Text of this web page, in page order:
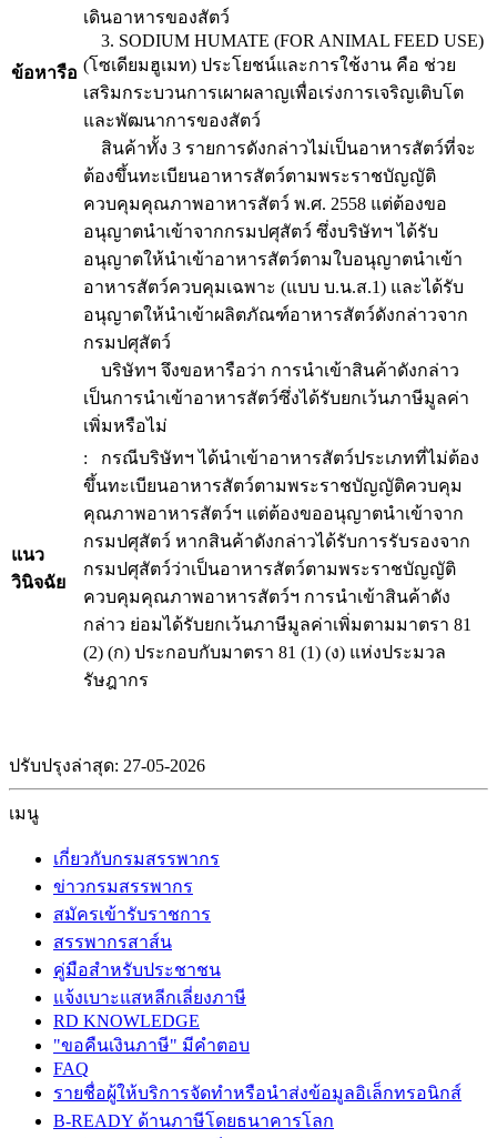
ข้อหารือ
เดินอาหารของสัตว์
3. SODIUM HUMATE (FOR ANIMAL FEED USE)
(โซเดียมฮูเมท) ประโยชน์และการใช้งาน คือ ช่วย
เสริมกระบวนการเผาผลาญเพื่อเร่งการเจริญเติบโต
และพัฒนาการของสัตว์
สินค้าทั้ง 3 รายการดังกล่าวไม่เป็นอาหารสัตว์ที่จะ
ต้องขึ้นทะเบียนอาหารสัตว์ตามพระราชบัญญัติ
ควบคุมคุณภาพอาหารสัตว์ พ.ศ. 2558 แต่ต้องขอ
อนุญาตนำเข้าจากกรมปศุสัตว์ ซึ่งบริษัทฯ ได้รับ
อนุญาตให้นำเข้าอาหารสัตว์ตามใบอนุญาตนำเข้า
อาหารสัตว์ควบคุมเฉพาะ (แบบ บ.น.ส.1) และได้รับ
อนุญาตให้นำเข้าผลิตภัณฑ์อาหารสัตว์ดังกล่าวจาก
กรมปศุสัตว์
บริษัทฯ จึงขอหารือว่า การนำเข้าสินค้าดังกล่าว
เป็นการนำเข้าอาหารสัตว์ซึ่งได้รับยกเว้นภาษีมูลค่า
เพิ่มหรือไม่
แนว
วินิจฉัย
: กรณีบริษัทฯ ได้นำเข้าอาหารสัตว์ประเภทที่ไม่ต้อง
ขึ้นทะเบียนอาหารสัตว์ตามพระราชบัญญัติควบคุม
คุณภาพอาหารสัตว์ฯ แต่ต้องขออนุญาตนำเข้าจาก
กรมปศุสัตว์ หากสินค้าดังกล่าวได้รับการรับรองจาก
กรมปศุสัตว์ว่าเป็นอาหารสัตว์ตามพระราชบัญญัติ
ควบคุมคุณภาพอาหารสัตว์ฯ การนำเข้าสินค้าดัง
กล่าว ย่อมได้รับยกเว้นภาษีมูลค่าเพิ่มตามมาตรา 81
(2) (ก) ประกอบกับมาตรา 81 (1) (ง) แห่งประมวล
รัษฎากร
ปรับปรุงล่าสุด: 27-05-2026
เมนู
เกี่ยวกับกรมสรรพากร
ข่าวกรมสรรพากร
สมัครเข้ารับราชการ
สรรพากรสาส์น
คู่มือสำหรับประชาชน
แจ้งเบาะแสหลีกเลี่ยงภาษี
RD KNOWLEDGE
"ขอคืนเงินภาษี" มีคำตอบ
FAQ
รายชื่อผู้ให้บริการจัดทำหรือนำส่งข้อมูลอิเล็กทรอนิกส์
B-READY ด้านภาษีโดยธนาคารโลก